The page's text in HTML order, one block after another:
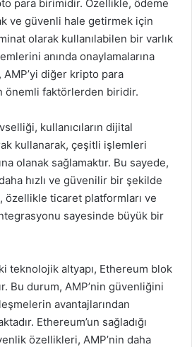
para birimidir. Özellikle, ödeme
ve güvenli hale getirmek için
olarak kullanılabilen bir varlık
anında onaylamalarına
AMP’yi diğer kripto para
önemli faktörlerden biridir.
kullanıcıların dijital
kullanarak, çeşitli işlemleri
olanak sağlamaktır. Bu sayede,
hızlı ve güvenilir bir şekilde
özellikle ticaret platformları ve
sayesinde büyük bir
teknolojik altyapı, Ethereum blok
Bu durum, AMP’nin güvenliğini
avantajlarından
Ethereum’un sağladığı
özellikleri, AMP’nin daha